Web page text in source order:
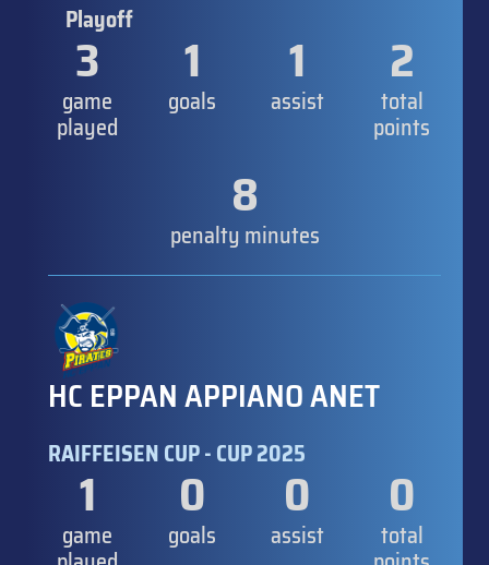
Playoff
3
game
played
1
goals
1
assist
2
total
points
8
penalty minutes
HC EPPAN APPIANO ANET
RAIFFEISEN CUP - CUP 2025
1
game
0
goals
0
assist
0
total